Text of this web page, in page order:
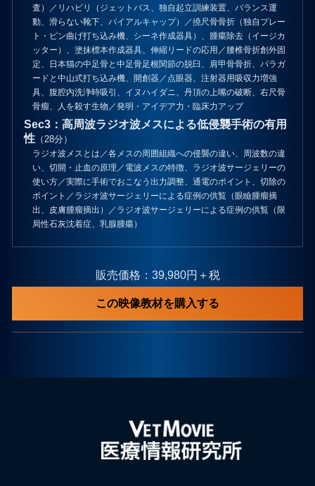
査）／リハビリ（ジェットバス、独自起立訓練装置、バランス運
動、滑らない靴下、バイアルキャップ）／撓尺骨骨折（独自プレー
ト・ピン曲げ打ち込み機、シーネ作成器具）、腫瘍除去（イージカ
ッター）、塗抹標本作成器具、伸縮リードの応用／腰椎骨折創外固
定、日本猫の中足骨と中足骨足根関節の脱臼、肩甲骨骨折、パラガ
ードと中山式打ち込み機、開創器／点眼器、注射器用吸収力増強
具、腹腔内洗浄時吸引、イヌハイダニ、丹頂の上嘴の破断、右尺骨
骨瘤、人を殺す生物／発明・アイデア力・臨床力アップ
Sec3：高周波ラジオ波メスによる低侵襲手術の有用
性（28分）
ラジオ波メスとは／各メスの周囲組織への侵襲の違い、周波数の違
い、切開・止血の原理／電波メスの特徴、ラジオ波サージェリーの
使い方／実際に手術でおこなう出力調整、通電のポイント、切除の
ポイント／ラジオ波サージェリーによる症例の供覧（眼瞼腫瘤摘
出、皮膚腫瘤摘出）／ラジオ波サージェリーによる症例の供覧（限
局性石灰沈着症、乳腺腫瘍）
販売価格：39,980円＋税
この映像教材を購入する